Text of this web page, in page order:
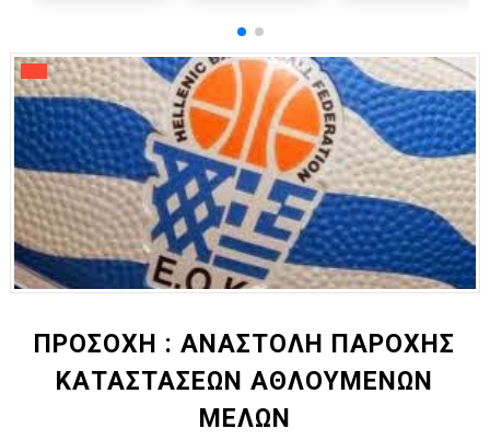
Γ ΑΝΔΡΩΝ play off: Ανέβηκε ο Προφήτης Ηλίας 77-73 μέσα
Ολοκληρώνεται η μετακόμιση των γραφείων της ΕΣΚΑΝΑ
ΤΕΛΙΚΟΣ U21 : Λύγισε στον τελικό με Αρετσού ο
ΚΟΡΑΣΙΔΕΣ : Ο Κρόνος Αγίου Δημητρίου τιμήθηκε από το ΔΣ
TEΛΙΚΟΣ ΚΥΠΕΛΛΟΥ: Κυπελλούχος ο Μανδραϊκός σε ματς
ΧΡΟΝΙΑ ΠΟΛΛΑ ΣΤΟ ΕΛΛΗΝΙΚΟ ΜΠΑΣΚΕΤ : 39Η ΕΠΕΤΕΙΟΣ ΑΠΟ
Ο δρόμος για τον 29ο τελικό κυπέλλου ανδρών ΕΣΚΑΝΑ
U21: Τεράστια πρόκριση για τον Πανελευσινιακό στον
Γ΄ανδρών play offs : "Σκληρό" καρύδι η Φιλία Περάματος
ΠΡΟΣΟΧΗ : ΑΝΑΣΤΟΛΗ ΠΑΡΟΧΗΣ
ΚΑΤΑΣΤΑΣΕΩΝ ΑΘΛΟΥΜΕΝΩΝ
ΜΕΛΩΝ